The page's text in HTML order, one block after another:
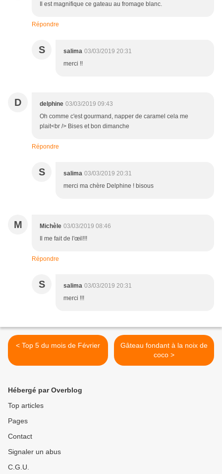
Il est magnifique ce gateau au fromage blanc.
Répondre
S salima 03/03/2019 20:31
merci !!
D delphine 03/03/2019 09:43
Oh comme c'est gourmand, napper de caramel cela me
plait<br /> Bises et bon dimanche
Répondre
S salima 03/03/2019 20:31
merci ma chère Delphine ! bisous
M Michèle 03/03/2019 08:46
Il me fait de l'œil!!!
Répondre
S salima 03/03/2019 20:31
merci !!!
< Top 5 du mois de Février
Gâteau fondant à la noix de
coco >
Hébergé par Overblog
Top articles
Pages
Contact
Signaler un abus
C.G.U.